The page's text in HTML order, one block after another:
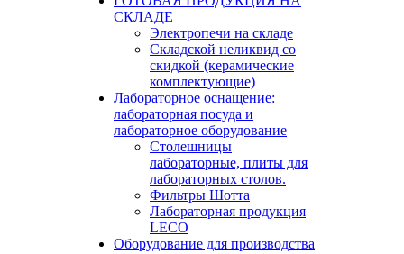
СКЛАДЕ
Электропечи на складе
Складской неликвид со
скидкой (керамические
комплектующие)
Лабораторное оснащение:
лабораторная посуда и
лабораторное оборудование
Столешницы
лабораторные, плиты для
лабораторных столов.
Фильтры Шотта
Лабораторная продукция
LECO
Оборудование для производства